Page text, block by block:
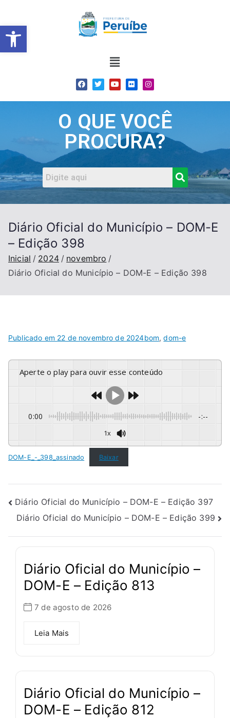
Barra de Ferramentas
O QUE VOCÊ
PROCURA?
Diário Oficial do Município – DOM-E
– Edição 398
Inicial 2024
novembro
Diário Oficial do Município – DOM-E – Edição 398
Publicado em 22 de novembro de 2024bom,dom-e
Aperte o play para ouvir esse conteúdo
0:00 -:--
1x
DOM-E_-_398_assinado Baixar
Diário Oficial do Município – DOM-E – Edição 397
Diário Oficial do Município – DOM-E – Edição 399
Diário Oficial do Município –
DOM-E – Edição 813
7 de agosto de 2026
Leia Mais
Diário Oficial do Município –
DOM-E – Edição 812